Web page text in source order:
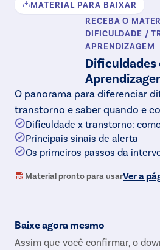
MATERIAL PARA BAIXAR
RECEBA O
DIFICULDADE /
APRENDIZAGEM
Dificuldades
O panorama para diferenciar
transtorno e saber quando e
Dificuldade x transtorno:
Principais sinais de alerta
Os primeiros passos da
Material pronto para usarVer a
Baixe agora mesmo
Assim que você confirmar, o